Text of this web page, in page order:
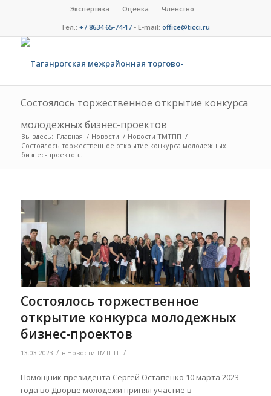
Экспертиза Оценка
Членство
Тел.:+7 8634 65-74-17 - E-mail:office@ticci.ru
Состоялось торжественное открытие конкурса
молодежных бизнес-проектов
Вы здесь: Главная / Новости / Новости ТМТПП /
Состоялось торжественное открытие конкурса молодежных
бизнес-проектов...
Состоялось торжественное
открытие конкурса молодежных
бизнес-проектов
13.03.2023 / в Новости ТМТПП /
Помощник президента Сергей Остапенко 10 марта 2023
года во Дворце молодежи принял участие в